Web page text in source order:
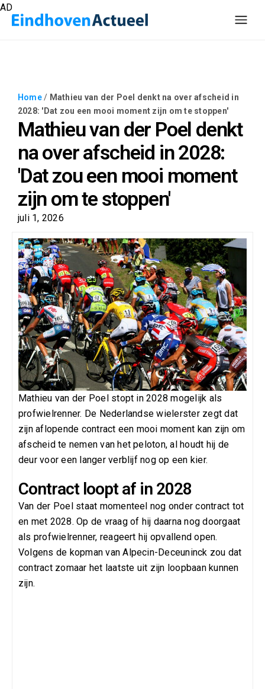
Home/ Mathieu van der Poel denkt na over afscheid in
2028: 'Dat zou een mooi moment zijn om te stoppen'
Mathieu van der Poel denkt
na over afscheid in 2028:
'Dat zou een mooi moment
zijn om te stoppen'
juli 1, 2026
Mathieu van der Poel stopt in 2028 mogelijk als
profwielrenner. De Nederlandse wielerster zegt dat
zijn aflopende contract een mooi moment kan zijn om
afscheid te nemen van het peloton, al houdt hij de
deur voor een langer verblijf nog op een kier.
Contract loopt af in 2028
Van der Poel staat momenteel nog onder contract tot
en met 2028. Op de vraag of hij daarna nog doorgaat
als profwielrenner, reageert hij opvallend open.
Volgens de kopman van Alpecin-Deceuninck zou dat
contract zomaar het laatste uit zijn loopbaan kunnen
zijn.
AD